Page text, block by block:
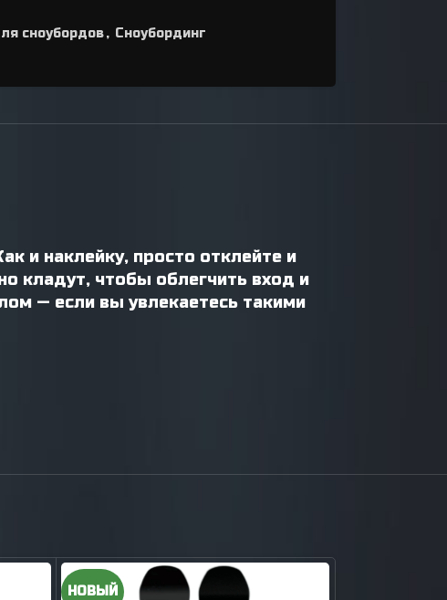
сноубордов, Сноубординг
и наклейку, просто отклейте и
кладут, чтобы облегчить вход и
— если вы увлекаетесь такими
НОВЫЙ